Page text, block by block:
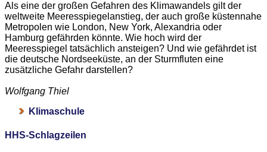
Als eine der großen Gefahren des Klimawandels gilt der
weltweite Meeresspiegelanstieg, der auch große küstennahe
Metropolen wie London, New York, Alexandria oder
Hamburg gefährden könnte. Wie hoch wird der
Meeresspiegel tatsächlich ansteigen? Und wie gefährdet ist
die deutsche Nordseeküste, an der Sturmfluten eine
zusätzliche Gefahr darstellen?
Wolfgang Thiel
Klimaschule
HHS-Schlagzeilen